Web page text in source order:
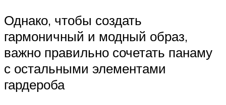
Однако, чтобы создать
гармоничный и модный образ,
важно правильно сочетать панаму
с остальными элементами
гардероба